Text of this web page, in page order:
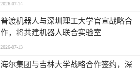
2026-07-14
普渡机器人与深圳理工大学官宣战略合
作，将共建机器人联合实验室
2026-07-13
海尔集团与吉林大学战略合作签约，深